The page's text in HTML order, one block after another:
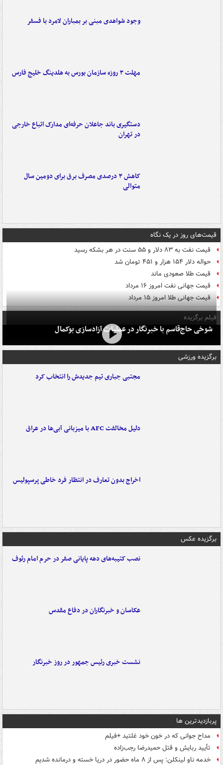
وجود شواهدی مبنی بر بمباران لامرد با فسفر
مهلت ۳ روزه سازمان بورس به هلدینگ خلیج فارس
دستگیری باند جاعلان حرفه‌ای مدارک اتباع خارجی
در تهران
کاهش ۳ درصدی مصرف برق برای دومین سال
متوالی
قیمت‌های روز در یک نگاه
قیمت نفت به ۸۳ دلار و ۵۵ سنت در هر بشکه رسید
حواله دلار ۱۵۴ هزار و ۴۵۱ تومان شد
قیمت طلا صعودی ماند
قیمت جهانی نفت امروز ۱۶ مرداد
قیمت جهانی طلا امروز ۱۵ مرداد
فیلم برگزیده
شوخی حاج‌قاسم با خبرنگار در عملیات آزادسازی بوکمال
برگزیده ورزشی
مجتبی جباری تیم جدیدش را انتخاب کرد
دلیل مخالفت AFC با میزبانی آبی‌ها در عراق
اخراج بدون تعارف در انتظار فرد خاطی پرسپولیس
برگزیده عکس
نصب کتیبه‌های دهه پایانی صفر در حرم امام رئوف
عکاسان و خبرنگاران در دفاع مقدس
نشست خبری رئیس جمهور در روز خبرنگار
پربازدیدترین ها
مداح جوانی که در خون خود غلتید +فیلم
تأیید ربایش و قتل حمیدرضا رجب‌زاده
خدمه ناو لینکلن: پس از ۸ ماه حضور در دریا خسته و درمانده‌ شدیم